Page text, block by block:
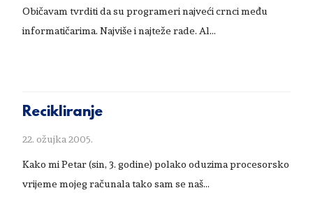
Običavam tvrditi da su programeri najveći crnci među
informatičarima. Najviše i najteže rade. Al...
Recikliranje
22. ožujka 2005.
Kako mi Petar (sin, 3. godine) polako oduzima procesorsko
vrijeme mojeg računala tako sam se naš...